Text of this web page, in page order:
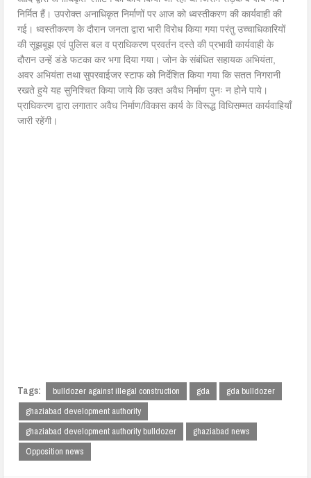
निर्मित हैं। उपरोक्त अनाधिकृत निर्माणों पर आज को ध्वस्तीकरण की कार्यवाही की
गई। ध्वस्तीकरण के दौरान जनता द्वारा भारी विरोध किया गया परंतु उच्चाधिकारियों
की सूझबूझ एवं पुलिस बल व प्राधिकरण प्रवर्तन दस्ते की प्रभावी कार्यवाही के
दौरान उन्हें डंडे फटका कर भगा दिया गया। जोन के संबंधित सहायक अभियंता,
अवर अभियंता तथा सुपरवाईजर स्टाफ को निर्देशित किया गया कि सतत निगरानी
रखते हुये यह सुनिश्चित किया जाये कि उक्त अवैध निर्माण पुनः न होने पाये।
प्राधिकरण द्वारा लगातार अवैध निर्माण/विकास कार्य के विरूद्ध विधिसम्मत कार्यवाहियाँ
जारी रहेंगी।
Tags: bulldozer against illegal construction gda
gda bulldozer
ghaziabad development authority
ghaziabad development authority bulldozer
ghaziabad news
Opposition news